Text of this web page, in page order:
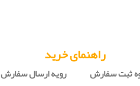
راهنمای خرید
ثبت سفارش
رویه ارسال سفارش